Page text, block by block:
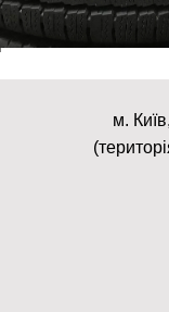
м.